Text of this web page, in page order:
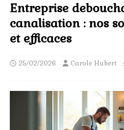
Entreprise
canalisation : nos
et efficaces
25/02/2026 Carole Hubert